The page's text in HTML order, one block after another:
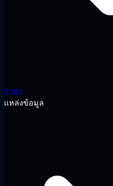
ราคา
แหล่งข้อมูล